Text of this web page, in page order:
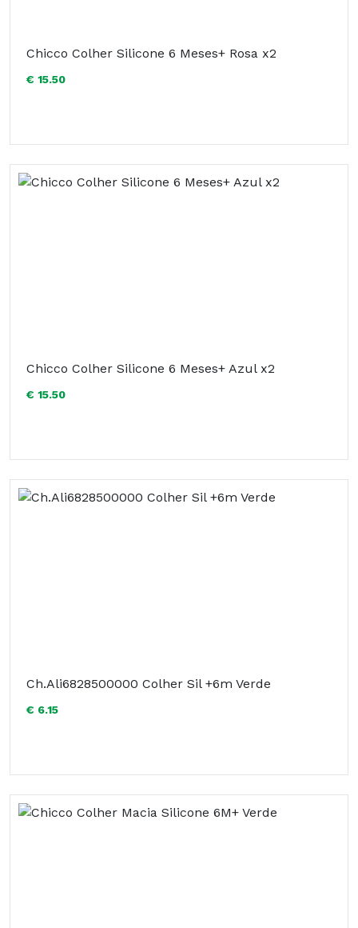
Chicco Colher Silicone 6 Meses+ Rosa x2
€ 15.50
Chicco Colher Silicone 6 Meses+ Azul x2
€ 15.50
Ch.Ali6828500000 Colher Sil +6m Verde
€ 6.15